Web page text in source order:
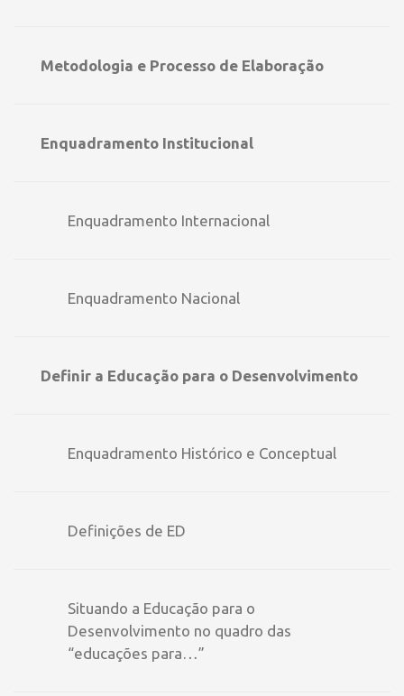
Metodologia e Processo de Elaboração
Enquadramento Institucional
Enquadramento Internacional
Enquadramento Nacional
Definir a Educação para o Desenvolvimento
Enquadramento Histórico e Conceptual
Definições de ED
Situando a Educação para o
Desenvolvimento no quadro das
“educações para…”